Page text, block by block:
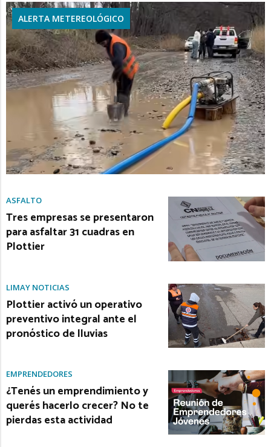
ALERTA METEREOLÓGICO
ASFALTO
Tres empresas se presentaron
para asfaltar 31 cuadras en
Plottier
LIMAY NOTICIAS
Plottier activó un operativo
preventivo integral ante el
pronóstico de lluvias
EMPRENDEDORES
¿Tenés un emprendimiento y
querés hacerlo crecer? No te
pierdas esta actividad